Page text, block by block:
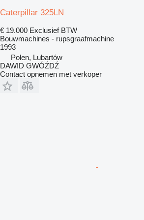
Caterpillar 325LN
€ 19.000 Exclusief BTW
Bouwmachines - rupsgraafmachine
1993
Polen, Lubartów
DAWID GWÓŹDŹ
Contact opnemen met verkoper